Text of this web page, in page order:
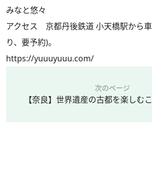
みなと悠々
アクセス 京都丹後鉄道 小天橋駅から
り、要予約)。
https://yuuuyuuu.com/
次のページ
【奈良】世界遺産の古都を楽しむ